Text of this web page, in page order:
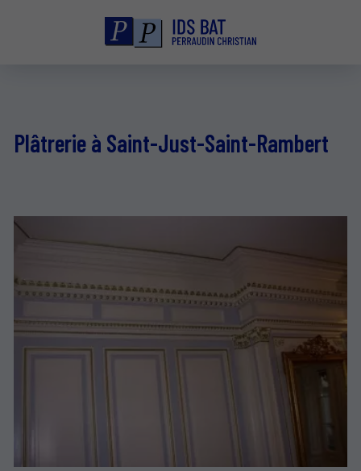
Plâtrerie à Saint-Just-Saint-Rambert